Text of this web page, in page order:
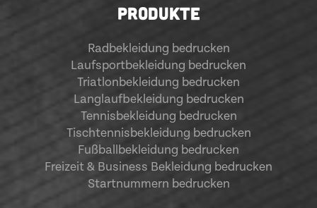
PRODUKTE
Radbekleidung bedrucken
Laufsportbekleidung bedrucken
Triatlonbekleidung bedrucken
Langlaufbekleidung bedrucken
Tennisbekleidung bedrucken
Tischtennisbekleidung bedrucken
Fußballbekleidung bedrucken
Freizeit & Business Bekleidung bedrucken
Startnummern bedrucken